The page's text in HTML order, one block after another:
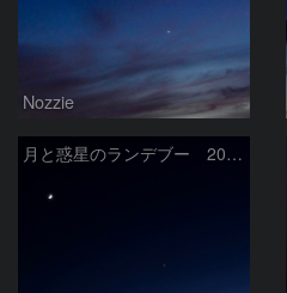
Nozzie
月と惑星のランデブー 2026/06/19